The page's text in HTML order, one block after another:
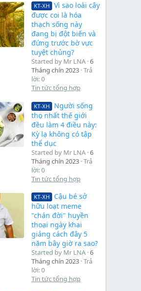
KT-XH
Vì sao loài cây
được coi là hóa
thạch sống này
đang bị đột biến và
đứng trước bờ vực
tuyệt chủng?
Started by Mr LNA 6
Tháng chín 2023 Trả
lời: 0
Tin tức tổng hợp
KT-XH
Người sống
thọ nhất thế giới
đều làm 4 điều này:
Kỳ lạ không có tập
thể dục
Started by Mr LNA 6
Tháng chín 2023 Trả
lời: 0
Tin tức tổng hợp
KT-XH
Cậu bé sở
hữu loạt meme
"chán đời" huyền
thoại ngày khai
giảng cách đây 5
năm bây giờ ra sao?
Started by Mr LNA 6
Tháng chín 2023 Trả
lời: 0
Tin tức tổng hợp